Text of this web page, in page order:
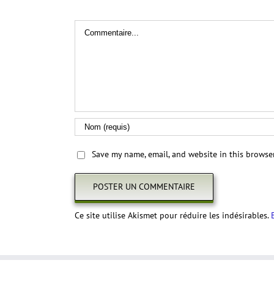
Save my name, email, and website in this
Ce site utilise Akismet pour réduire les indésirables.